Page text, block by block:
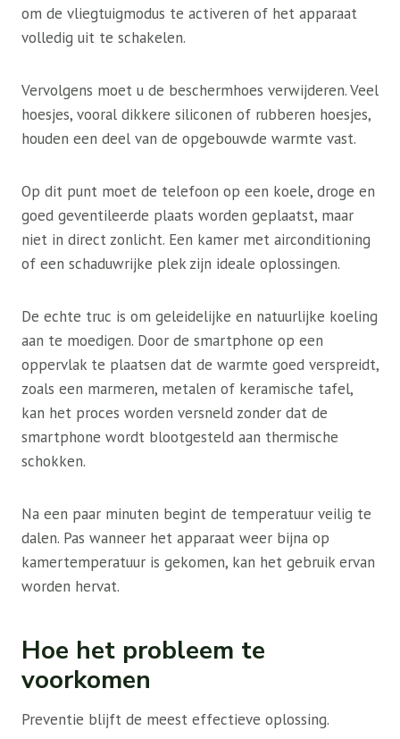
om de vliegtuigmodus te activeren of het apparaat
volledig uit te schakelen.
Vervolgens moet u de beschermhoes verwijderen. Veel
hoesjes, vooral dikkere siliconen of rubberen hoesjes,
houden een deel van de opgebouwde warmte vast.
Op dit punt moet de telefoon op een koele, droge en
goed geventileerde plaats worden geplaatst, maar
niet in direct zonlicht. Een kamer met airconditioning
of een schaduwrijke plek zijn ideale oplossingen.
De echte truc is om geleidelijke en natuurlijke koeling
aan te moedigen. Door de smartphone op een
oppervlak te plaatsen dat de warmte goed verspreidt,
zoals een marmeren, metalen of keramische tafel,
kan het proces worden versneld zonder dat de
smartphone wordt blootgesteld aan thermische
schokken.
Na een paar minuten begint de temperatuur veilig te
dalen. Pas wanneer het apparaat weer bijna op
kamertemperatuur is gekomen, kan het gebruik ervan
worden hervat.
Hoe het probleem te
voorkomen
Preventie blijft de meest effectieve oplossing.